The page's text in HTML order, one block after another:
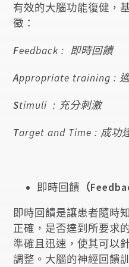
有效的大腦功能復健，
徵：
Feedback : 即時回饋
Appropriate training :
Stimuli : 充分刺激
Target and Time : 成功
即時回饋 （
即時回饋是讓患者隨時
正確，是否達到所要求
準確且迅速，使其可以
調整。大腦的神經回饋